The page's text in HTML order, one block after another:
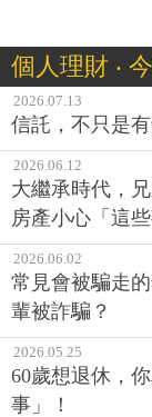
個人理財 ‧
2026.07.13
信託，不只是
2026.06.12
大繼承時代，
房產小心「這些
2026.06.02
常見會被騙走
輩被詐騙？
2026.05.25
60歲想退休，
事」！